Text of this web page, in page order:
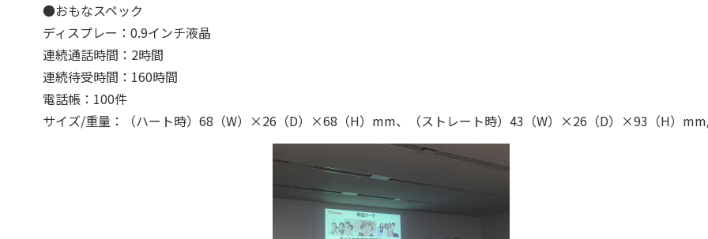
●おもなスペック
ディスプレー：0.9インチ液晶
連続通話時間：2時間
連続待受時間：160時間
電話帳：100件
サイズ/重量：（ハート時）68（W）×26（D）×68（H）mm、（ストレート時）43（W）×26（D）×93（H）